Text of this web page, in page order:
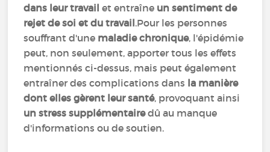
dans leur travail et entraîne un sentiment de
rejet de soi et du travail.Pour les personnes
souffrant d'une maladie chronique, l'épidémie
peut, non seulement, apporter tous les effets
mentionnés ci-dessus, mais peut également
entraîner des complications dans la manière
dont elles gèrent leur santé, provoquant ainsi
un stress supplémentairedû au manque
d'informations ou de soutien.